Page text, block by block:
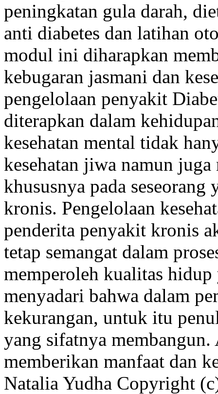
peningkatan gula darah,
anti diabetes dan latihan
modul ini diharapkan
kebugaran jasmani dan
pengelolaan penyakit
diterapkan dalam
kesehatan mental tidak
kesehatan jiwa namun
khususnya pada
kronis. Pengelolaan
penderita penyakit kronis
tetap semangat dalam
memperoleh kualitas
menyadari bahwa dalam
kekurangan, untuk itu
yang sifatnya
memberikan manfaat dan
Natalia Yudha Copyright